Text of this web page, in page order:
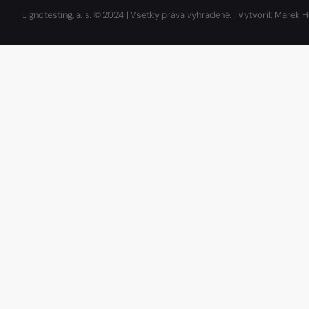
Lignotesting, a. s. © 2024 | Všetky práva vyhradené. | Vytvoril: Marek